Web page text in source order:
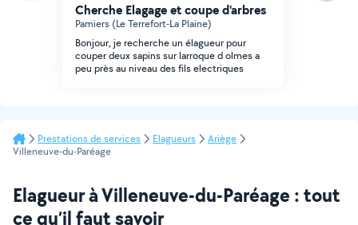
Cherche Elagage et coupe d'arbres
Pamiers (Le Terrefort-La Plaine)
Bonjour, je recherche un élagueur pour
couper deux sapins sur larroque d olmes a
peu près au niveau des fils electriques
Prestations de services Elagueurs
Ariège
Villeneuve-du-Paréage
Elagueur à Villeneuve-du-Paréage : tout
ce qu’il faut savoir